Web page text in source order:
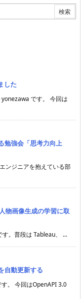
した
です。 今回は
勉強会「思考力向上
ンジニアを抱えている部
画像生成の学習に取
。普段は Tableau、 ...
自動更新する
。 今回はOpenAPI 3.0